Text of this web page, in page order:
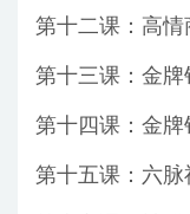
第十二课：高
第十三课：金
第十四课：金
第十五课：六脉